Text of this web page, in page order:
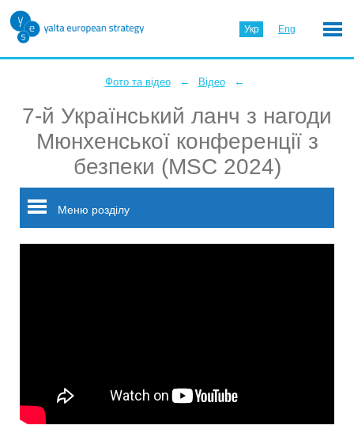
Укр Eng
Фото та відео ← Відео ←
7-й Український ланч з нагоди
Мюнхенської конференції з
безпеки (MSC 2024)
Меню розділу